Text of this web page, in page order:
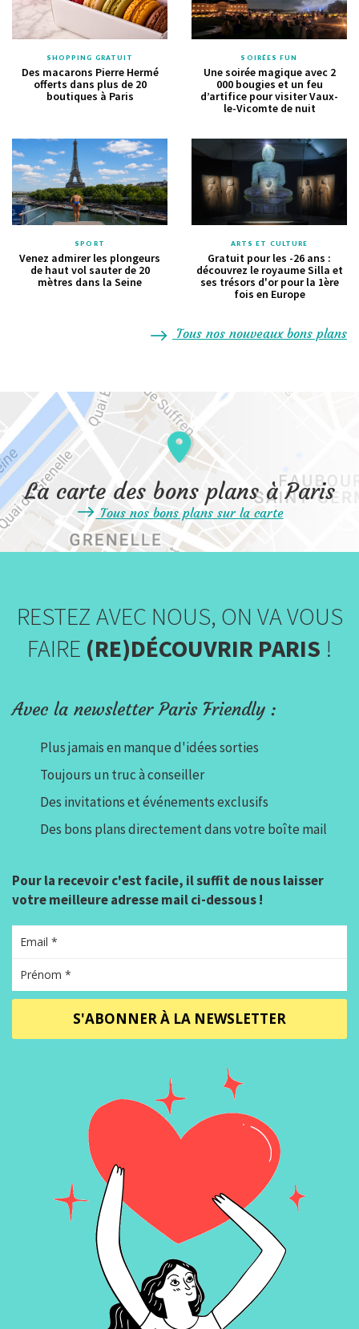
SHOPPING GRATUIT
Des macarons Pierre Hermé
offerts dans plus de 20
boutiques à Paris
SOIRÉES FUN
Une soirée magique avec 2
000 bougies et un feu
d’artifice pour visiter Vaux-
le-Vicomte de nuit
SPORT
Venez admirer les plongeurs
de haut vol sauter de 20
mètres dans la Seine
ARTS ET CULTURE
Gratuit pour les -26 ans :
découvrez le royaume Silla et
ses trésors d'or pour la 1ère
fois en Europe
Tous nos nouveaux bons plans
La carte des bons plans à Paris
Tous nos bons plans sur la carte
RESTEZ AVEC NOUS, ON VA VOUS
FAIRE (RE)DÉCOUVRIR PARIS !
Avec la newsletter Paris Friendly :
Plus jamais en manque d'idées sorties
Toujours un truc à conseiller
Des invitations et événements exclusifs
Des bons plans directement dans votre boîte mail
Pour la recevoir c'est facile, il suffit de nous laisser
votre meilleure adresse mail ci-dessous !
S'ABONNER À LA NEWSLETTER